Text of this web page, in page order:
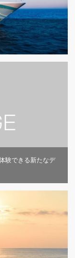
験できる新たなデ